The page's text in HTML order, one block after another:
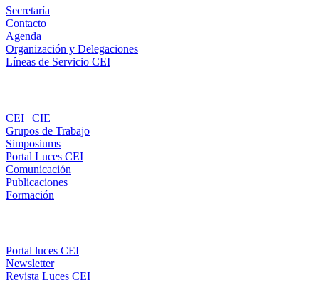
Secretaría
Contacto
Agenda
Organización y Delegaciones
Líneas de Servicio CEI
CEI | CIE
Grupos de Trabajo
Simposiums
Portal Luces CEI
Comunicación
Publicaciones
Formación
Portal luces CEI
Newsletter
Revista Luces CEI